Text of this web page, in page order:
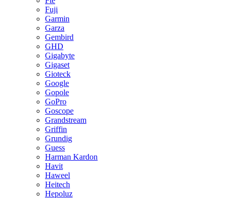
Fuji
Garmin
Garza
Gembird
GHD
Gigabyte
Gigaset
Gioteck
Google
Gopole
GoPro
Goscope
Grandstream
Griffin
Grundig
Guess
Harman Kardon
Havit
Haweel
Heitech
Hepoluz